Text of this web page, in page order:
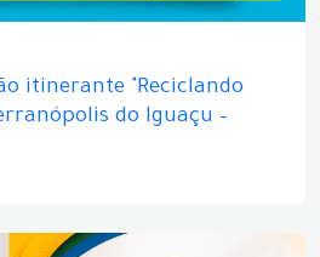
itinerante "Reciclando
do Iguaçu –